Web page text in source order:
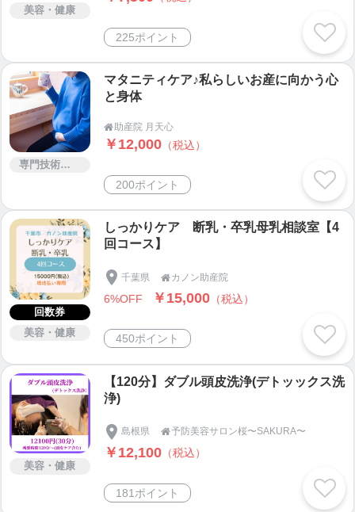
美容・健康
225ポイント
専門技術サービス
マタニティケア♪私らしいお産に向かう心
と身体
助産院 月天心
￥12,000 （税込）
200ポイント
回数券
美容・健康
しっかりケア 断乳・卒乳母乳相談室【4
回コース】
千葉県 カノン助産院
6%OFF ￥15,000 （税込）
450ポイント
美容・健康
【120分】ダブル頭皮洗浄(デトッックス洗
浄)
島根県 予防美容サロン桜〜SAKURA〜
￥12,100 （税込）
181ポイント